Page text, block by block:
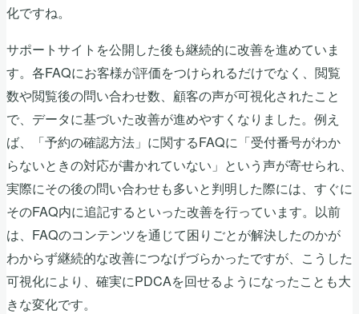
化ですね。
サポートサイトを公開した後も継続的に改善を進めていま
す。各FAQにお客様が評価をつけられるだけでなく、閲覧
数や閲覧後の問い合わせ数、顧客の声が可視化されたこと
で、データに基づいた改善が進めやすくなりました。例え
ば、「予約の確認方法」に関するFAQに「受付番号がわか
らないときの対応が書かれていない」という声が寄せられ、
実際にその後の問い合わせも多いと判明した際には、すぐに
そのFAQ内に追記するといった改善を行っています。以前
は、FAQのコンテンツを通じて困りごとが解決したのかが
わからず継続的な改善につなげづらかったですが、こうした
可視化により、確実にPDCAを回せるようになったことも大
きな変化です。